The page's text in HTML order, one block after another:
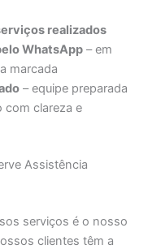
realizados
WhatsApp– em
marcada
– equipe preparada
com clareza e
Assistência
serviços é o nosso
clientes têm a